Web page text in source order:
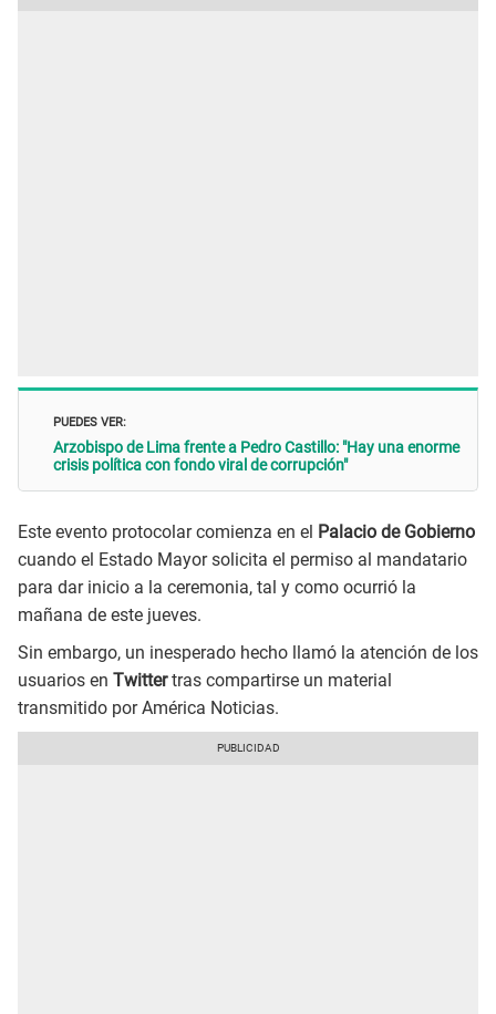
PUEDES VER:
Arzobispo de Lima frente a Pedro Castillo: "Hay una enorme
crisis política con fondo viral de corrupción"
Este evento protocolar comienza en el Palacio de Gobierno
cuando el Estado Mayor solicita el permiso al mandatario
para dar inicio a la ceremonia, tal y como ocurrió la
mañana de este jueves.
Sin embargo, un inesperado hecho llamó la atención de los
usuarios en Twittertras compartirse un material
transmitido por América Noticias.